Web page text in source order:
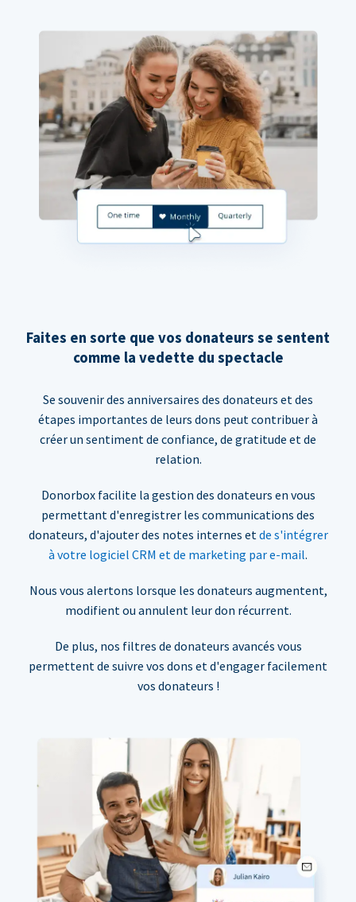
Faites en sorte que vos donateurs se sentent
comme la vedette du spectacle
Se souvenir des anniversaires des donateurs et des
étapes importantes de leurs dons peut contribuer à
créer un sentiment de confiance, de gratitude et de
relation.
Donorbox facilite la gestion des donateurs en vous
permettant d'enregistrer les communications des
donateurs, d'ajouter des notes internes etde s'intégrer
à votre logiciel CRM et de marketing par e-mail.
Nous vous alertons lorsque les donateurs augmentent,
modifient ou annulent leur don récurrent.
De plus, nos filtres de donateurs avancés vous
permettent de suivre vos dons et d'engager facilement
vos donateurs !